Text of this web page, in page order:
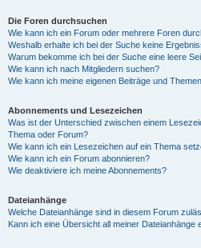
Die Foren durchsuchen
Wie kann ich ein Forum oder mehrere Foren
Weshalb erhalte ich bei der Suche keine
Warum bekomme ich bei der Suche eine leere
Wie kann ich nach Mitgliedern suchen?
Wie kann ich meine eigenen Beiträge und
Abonnements und Lesezeichen
Was ist der Unterschied zwischen einem
Thema oder Forum?
Wie kann ich ein Lesezeichen auf ein Thema
Wie kann ich ein Forum abonnieren?
Wie deaktiviere ich meine Abonnements?
Dateianhänge
Welche Dateianhänge sind in diesem Forum
Kann ich eine Übersicht all meiner Dateianhänge